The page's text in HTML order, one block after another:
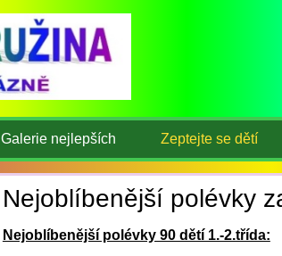
Nejoblíbenější polévky
Nejoblíbenější polévky 90 dětí 1.-2.třída:
Galerie nejlepších Zeptejte se dětí